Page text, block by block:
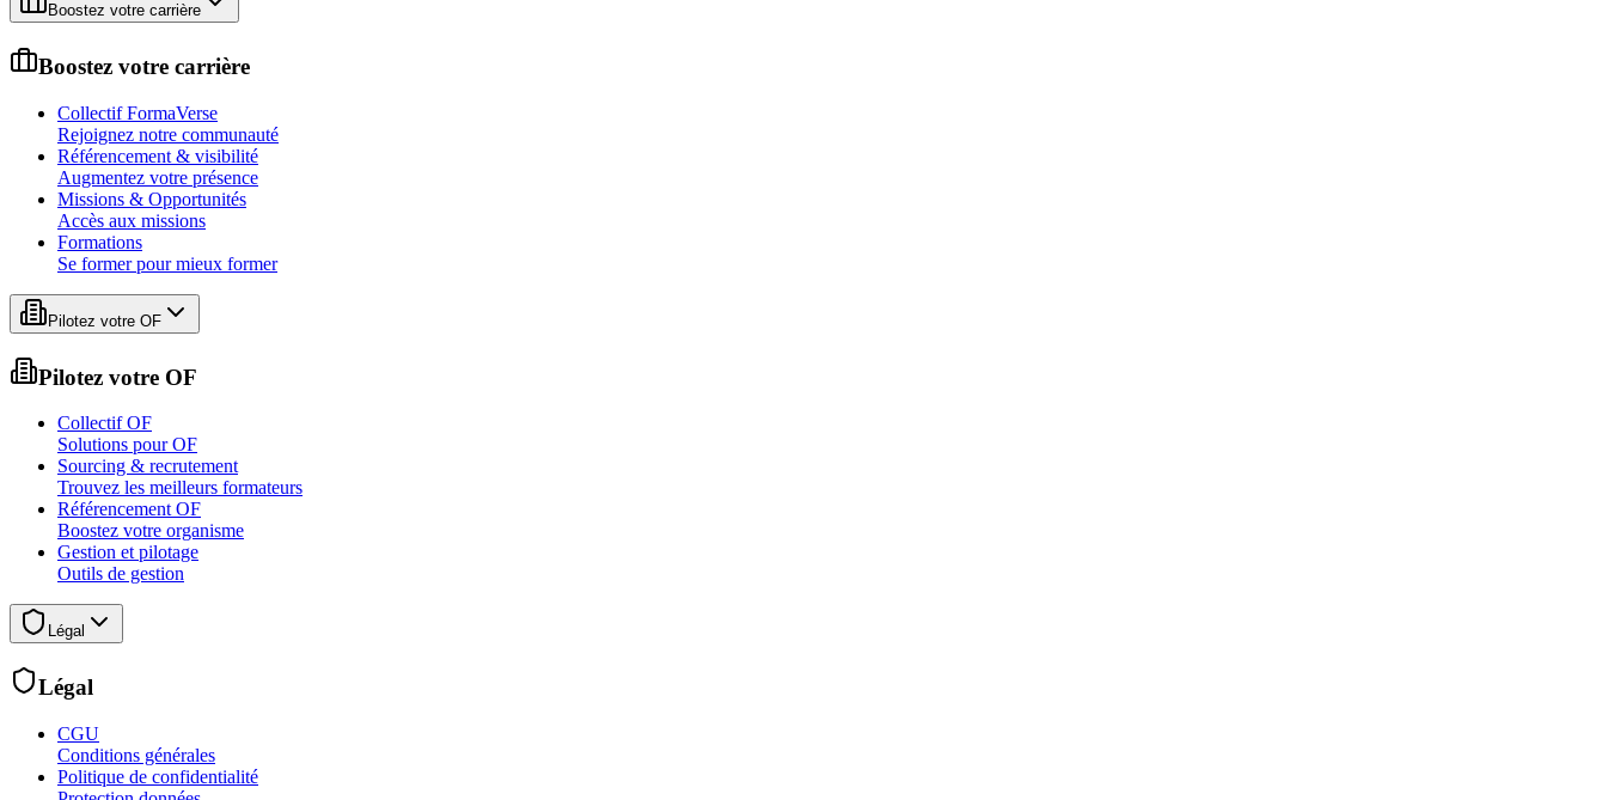
Boostez votre carrière
Boostez votre carrière
Collectif FormaVerse
Rejoignez notre communauté
Référencement & visibilité
Augmentez votre présence
Missions & Opportunités
Accès aux missions
Formations
Se former pour mieux former
Pilotez votre OF
Pilotez votre OF
Collectif OF
Solutions pour OF
Sourcing & recrutement
Trouvez les meilleurs formateurs
Référencement OF
Boostez votre organisme
Gestion et pilotage
Outils de gestion
Légal
Légal
CGU
Conditions générales
Politique de confidentialité